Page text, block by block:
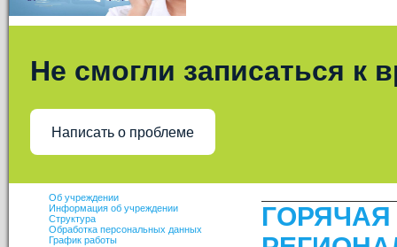
Не смогли записаться к
Написать о проблеме
Об учреждении
Информация об учреждении
Структура
Обработка персональных данных
График работы